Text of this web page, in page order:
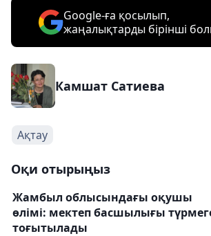
Google-ға қосылып,
жаңалықтарды бірінші
Камшат Сатиева
Ақтау
Оқи отырыңыз
Жамбыл облысындағы оқушы
өлімі: мектеп басшылығы
тоғытылады